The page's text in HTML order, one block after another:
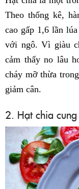
Theo thống kê,
cao gấp 1,6 lần
với ngô. Vì giàu
cảm thấy no lâu
cháy mỡ thừa
giảm cân.
2. Hạt chia